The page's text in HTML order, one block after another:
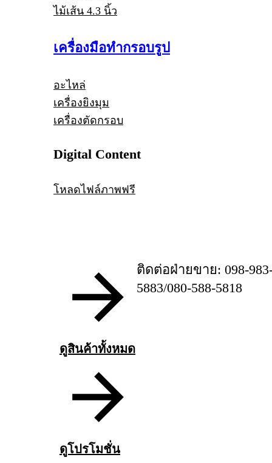
ไม้เส้น 4.3 นิ้ว
เครื่องมือทำกรอบรูป
อะไหล่
เครื่องยิงมุม
เครื่องตัดกรอบ
Digital Content
โหลดไฟล์ภาพฟรี
ดูสินค้าทั้งหมด
ดูโปรโมชั่น
ติดต่อฝ่ายขาย: 098-
5883/080-588-5818